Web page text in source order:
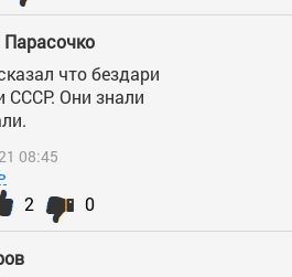
что бездари
СССР. Они знали
08:45
0
2